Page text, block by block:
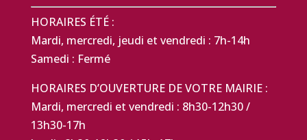
HORAIRES ÉTÉ :
Mardi, mercredi, jeudi et vendredi : 7h-14h
Samedi : Fermé
HORAIRES D’OUVERTURE DE VOTRE MAIRIE :
Mardi, mercredi et vendredi : 8h30-12h30 /
13h30-17h